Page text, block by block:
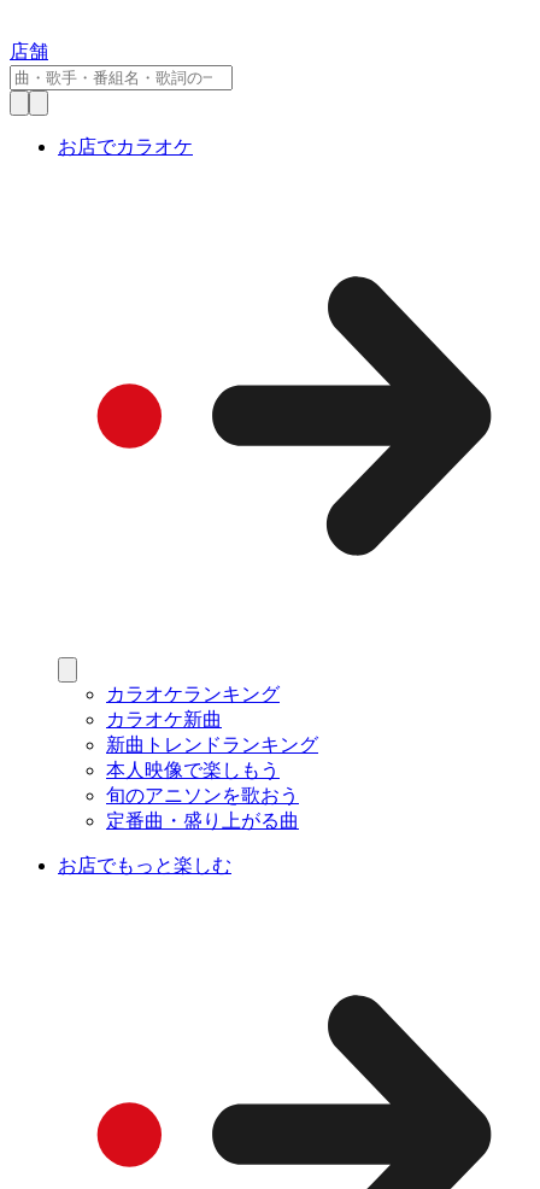
店舗
お店でカラオケ
カラオケランキング
カラオケ新曲
新曲トレンドランキング
本人映像で楽しもう
旬のアニソンを歌おう
定番曲・盛り上がる曲
お店でもっと楽しむ